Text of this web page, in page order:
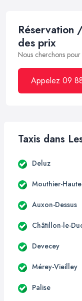
Réservation
des prix
Nous cherchons
Appelez 09
Taxis dans
Deluz
Mouthier-
Auxon-Dessus
Châtillon-le-
Devecey
Mérey-Vieilley
Palise